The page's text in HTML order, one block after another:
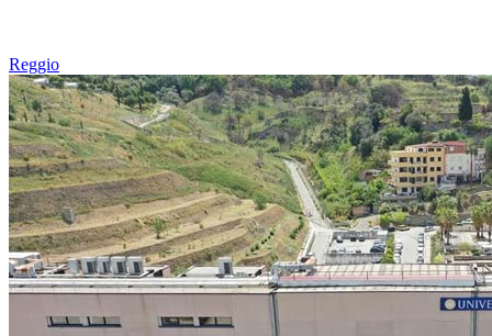
Reggio